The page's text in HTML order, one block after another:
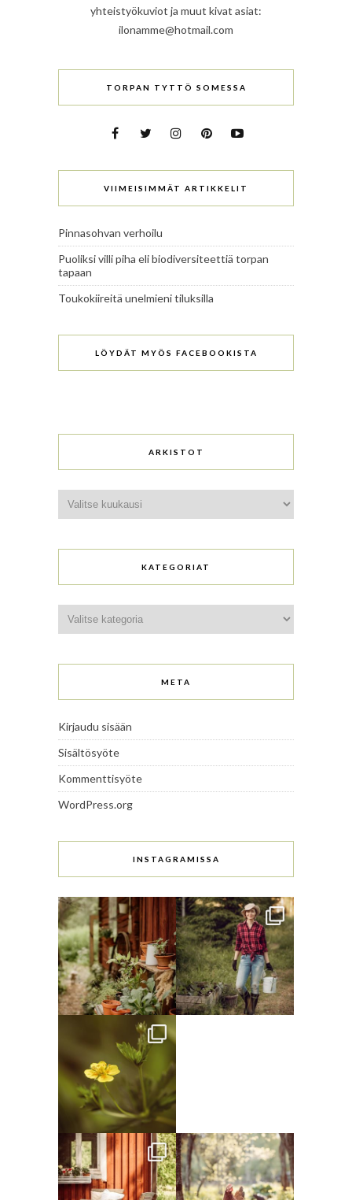
yhteistyökuviot ja muut kivat asiat:
ilonamme@hotmail.com
TORPAN TYTTÖ SOMESSA
VIIMEISIMMÄT ARTIKKELIT
Pinnasohvan verhoilu
Puoliksi villi piha eli biodiversiteettiä torpan
tapaan
Toukokiireitä unelmieni tiluksilla
LÖYDÄT MYÖS FACEBOOKISTA
ARKISTOT
KATEGORIAT
META
Kirjaudu sisään
Sisältösyöte
Kommenttisyöte
WordPress.org
INSTAGRAMISSA